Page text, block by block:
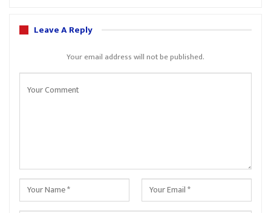
Leave A Reply
Your email address will not be published.